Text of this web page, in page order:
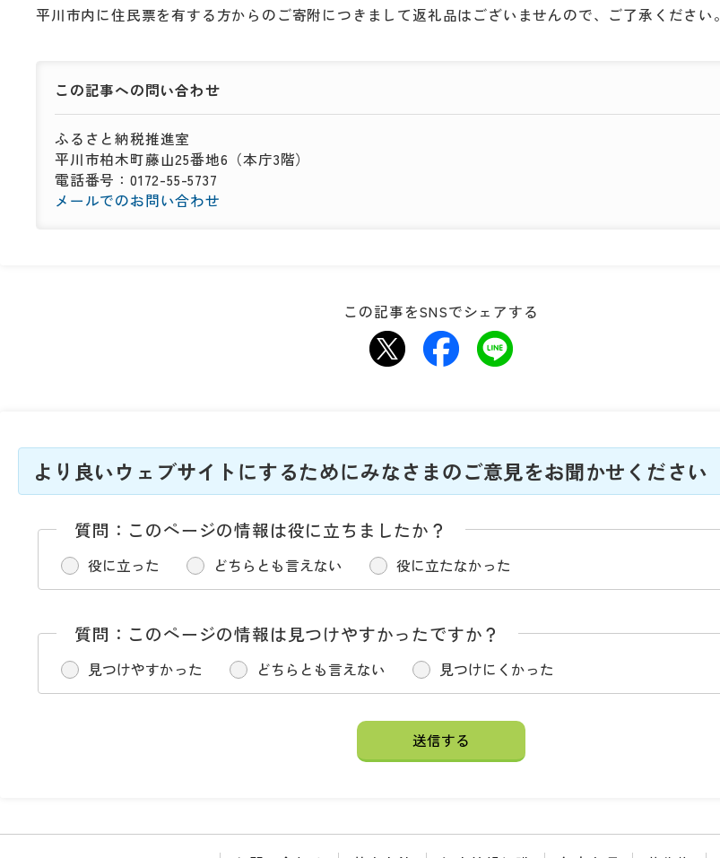
平川市内に住民票を有する方からのご寄附につきまして返礼品はございませんので、ご了承ください。
この記事への問い合わせ
ふるさと納税推進室
平川市柏木町藤山25番地6（本庁3階）
電話番号：0172-55-5737
メールでのお問い合わせ
この記事をSNSでシェアする
より良いウェブサイトにするためにみなさまのご意見をお聞かせください
質問：このページの情報は役に立ちましたか？
役に立った どちらとも言えない 役に立たなかった
質問：このページの情報は見つけやすかったですか？
見つけやすかった どちらとも言えない 見つけにくかった